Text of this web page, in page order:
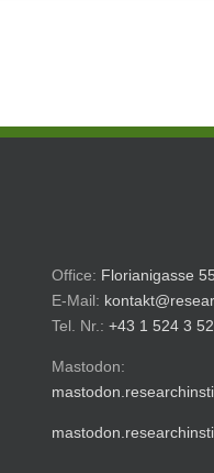
Office: Florianigasse
E-Mail:
Tel. Nr.: +43 1 524 3
Mastodon: